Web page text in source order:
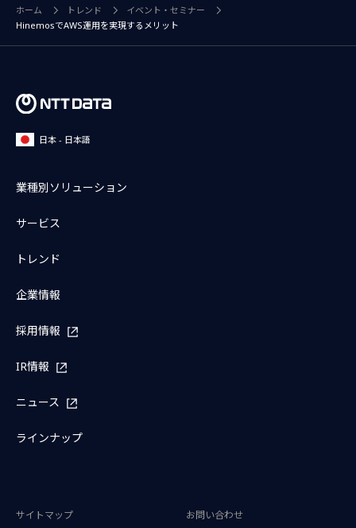
ホーム トレンド
イベント・セミナー
HinemosでAWS運用を実現するメリット
日本 - 日本語
業種別ソリューション
サービス
トレンド
企業情報
採用情報
IR情報
ニュース
ラインナップ
サイトマップ お問い合わせ